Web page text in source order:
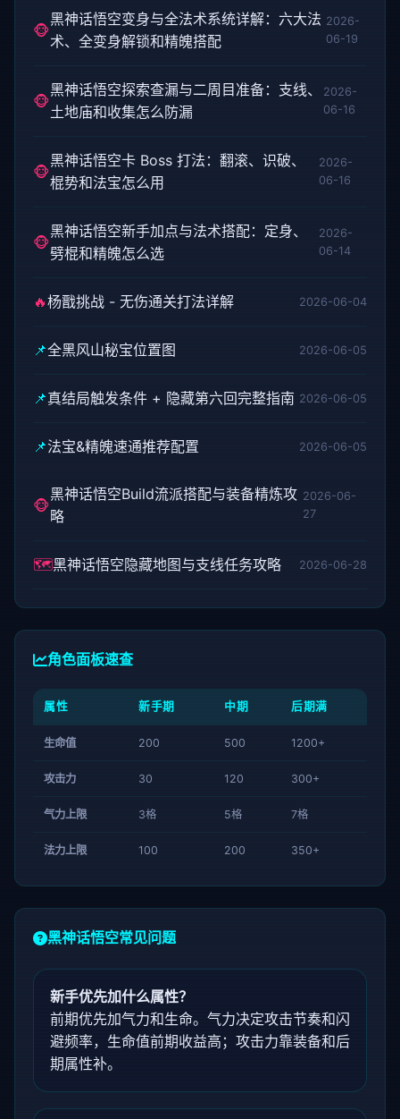
🐵
黑神话悟空变身与全法术系统详解：六大法
术、全变身解锁和精魄搭配
2026-
06-19
🐵
黑神话悟空探索查漏与二周目准备：支线、
土地庙和收集怎么防漏
2026-
06-16
🐵
黑神话悟空卡 Boss 打法：翻滚、识破、
棍势和法宝怎么用
2026-
06-16
🐵
黑神话悟空新手加点与法术搭配：定身、
劈棍和精魄怎么选
2026-
06-14
🔥杨戬挑战 - 无伤通关打法详解 2026-06-04
📌全黑风山秘宝位置图 2026-06-05
📌真结局触发条件 + 隐藏第六回完整指南 2026-06-05
📌法宝&精魄速通推荐配置 2026-06-05
🐵
黑神话悟空Build流派搭配与装备精炼攻
略
2026-06-
27
🗺️黑神话悟空隐藏地图与支线任务攻略 2026-06-28
角色面板速查
属性 新手期 中期 后期满
生命值 200 500 1200+
攻击力 30 120 300+
气力上限 3格 5格 7格
法力上限 100 200 350+
黑神话悟空常见问题
新手优先加什么属性？
前期优先加气力和生命。气力决定攻击节奏和闪
避频率，生命值前期收益高；攻击力靠装备和后
期属性补。